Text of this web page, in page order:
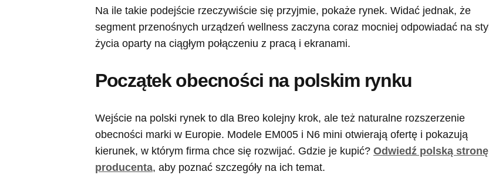
Na ile takie podejście rzeczywiście się przyjmie, pokaże rynek. Widać jednak, że
segment przenośnych urządzeń wellness zaczyna coraz mocniej odpowiadać na styl
życia oparty na ciągłym połączeniu z pracą i ekranami.
Początek obecności na polskim rynku
Wejście na polski rynek to dla Breo kolejny krok, ale też naturalne rozszerzenie
obecności marki w Europie. Modele EM005 i N6 mini otwierają ofertę i pokazują
kierunek, w którym firma chce się rozwijać. Gdzie je kupić? Odwiedź polską stronę
producenta, aby poznać szczegóły na ich temat.